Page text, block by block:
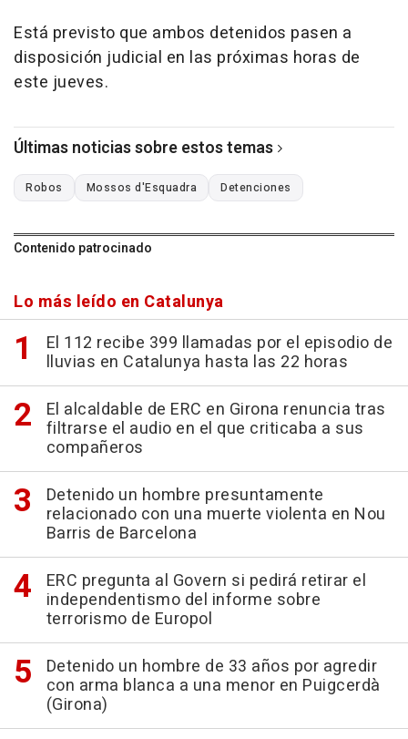
Está previsto que ambos detenidos pasen a
disposición judicial en las próximas horas de
este jueves.
Últimas noticias sobre estos temas
Robos Mossos d'Esquadra Detenciones
Contenido patrocinado
Lo más leído en Catalunya
El 112 recibe 399 llamadas por el episodio de
lluvias en Catalunya hasta las 22 horas
El alcaldable de ERC en Girona renuncia tras
filtrarse el audio en el que criticaba a sus
compañeros
Detenido un hombre presuntamente
relacionado con una muerte violenta en Nou
Barris de Barcelona
ERC pregunta al Govern si pedirá retirar el
independentismo del informe sobre
terrorismo de Europol
Detenido un hombre de 33 años por agredir
con arma blanca a una menor en Puigcerdà
(Girona)